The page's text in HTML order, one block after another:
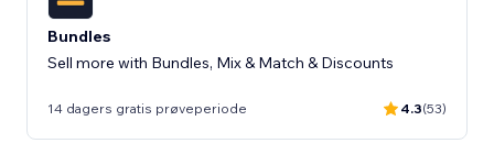
Bundles
Sell more with Bundles, Mix & Match & Discounts
14 dagers gratis prøveperiode 4.3(53)